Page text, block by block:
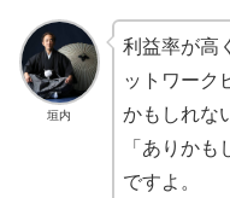
垣内
利益率が高
ットワーク
かもしれな
「ありか
ですよ。